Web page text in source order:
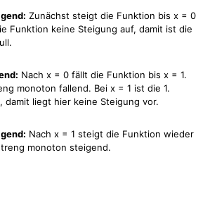
Zunächst steigt die Funktion bis x = 0
Funktion keine Steigung auf, damit ist die
Nach x = 0 fällt die Funktion bis x = 1.
monoton fallend. Bei x = 1 ist die 1.
damit liegt hier keine Steigung vor.
Nach x = 1 steigt die Funktion wieder
monoton steigend.